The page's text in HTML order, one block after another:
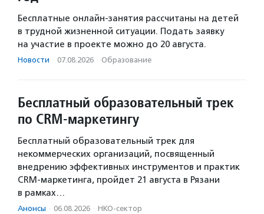
Бесплатные онлайн-занятия рассчитаны на детей
в трудной жизненной ситуации. Подать заявку
на участие в проекте можно до 20 августа.
Новости · 07.08.2026 · Образование
Бесплатный образовательный трек
по CRM-маркетингу
Бесплатный образовательный трек для
некоммерческих организаций, посвященный
внедрению эффективных инструментов и практик
CRM-маркетинга, пройдет 21 августа в Рязани
в рамках…
Анонсы · 06.08.2026 · НКО-сектор